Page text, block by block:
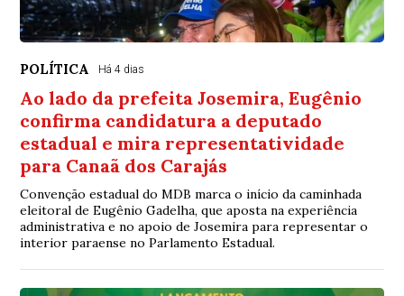
POLÍTICA Há 4 dias
Ao lado da prefeita Josemira, Eugênio
confirma candidatura a deputado
estadual e mira representatividade
para Canaã dos Carajás
Convenção estadual do MDB marca o início da caminhada
eleitoral de Eugênio Gadelha, que aposta na experiência
administrativa e no apoio de Josemira para representar o
interior paraense no Parlamento Estadual.